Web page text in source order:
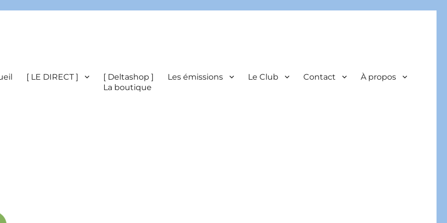
[ LE DIRECT ]
[ Deltashop ]
La boutique
Les émissions Le Club Contact À propos